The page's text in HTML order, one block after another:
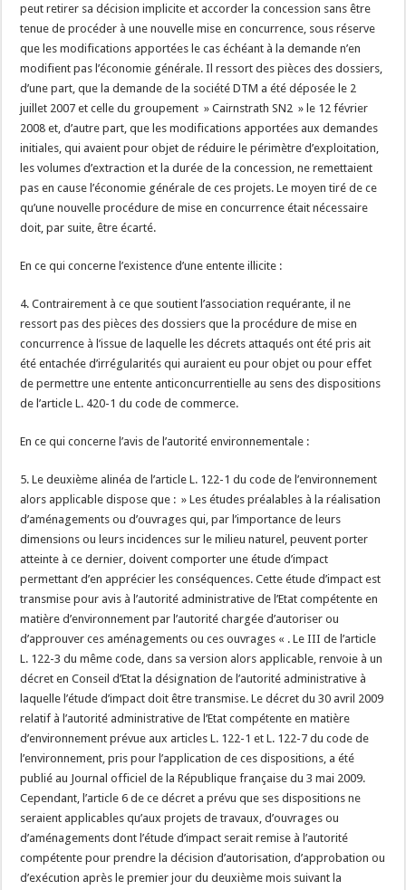
peut retirer sa décision implicite et accorder la concession sans être
tenue de procéder à une nouvelle mise en concurrence, sous réserve
que les modifications apportées le cas échéant à la demande n’en
modifient pas l’économie générale. Il ressort des pièces des dossiers,
d’une part, que la demande de la société DTM a été déposée le 2
juillet 2007 et celle du groupement » Cairnstrath SN2 » le 12 février
2008 et, d’autre part, que les modifications apportées aux demandes
initiales, qui avaient pour objet de réduire le périmètre d’exploitation,
les volumes d’extraction et la durée de la concession, ne remettaient
pas en cause l’économie générale de ces projets. Le moyen tiré de ce
qu’une nouvelle procédure de mise en concurrence était nécessaire
doit, par suite, être écarté.
En ce qui concerne l’existence d’une entente illicite :
4. Contrairement à ce que soutient l’association requérante, il ne
ressort pas des pièces des dossiers que la procédure de mise en
concurrence à l’issue de laquelle les décrets attaqués ont été pris ait
été entachée d’irrégularités qui auraient eu pour objet ou pour effet
de permettre une entente anticoncurrentielle au sens des dispositions
de l’article L. 420-1 du code de commerce.
En ce qui concerne l’avis de l’autorité environnementale :
5. Le deuxième alinéa de l’article L. 122-1 du code de l’environnement
alors applicable dispose que : » Les études préalables à la réalisation
d’aménagements ou d’ouvrages qui, par l’importance de leurs
dimensions ou leurs incidences sur le milieu naturel, peuvent porter
atteinte à ce dernier, doivent comporter une étude d’impact
permettant d’en apprécier les conséquences. Cette étude d’impact est
transmise pour avis à l’autorité administrative de l’Etat compétente en
matière d’environnement par l’autorité chargée d’autoriser ou
d’approuver ces aménagements ou ces ouvrages « . Le III de l’article
L. 122-3 du même code, dans sa version alors applicable, renvoie à un
décret en Conseil d’Etat la désignation de l’autorité administrative à
laquelle l’étude d’impact doit être transmise. Le décret du 30 avril 2009
relatif à l’autorité administrative de l’Etat compétente en matière
d’environnement prévue aux articles L. 122-1 et L. 122-7 du code de
l’environnement, pris pour l’application de ces dispositions, a été
publié au Journal officiel de la République française du 3 mai 2009.
Cependant, l’article 6 de ce décret a prévu que ses dispositions ne
seraient applicables qu’aux projets de travaux, d’ouvrages ou
d’aménagements dont l’étude d’impact serait remise à l’autorité
compétente pour prendre la décision d’autorisation, d’approbation ou
d’exécution après le premier jour du deuxième mois suivant la